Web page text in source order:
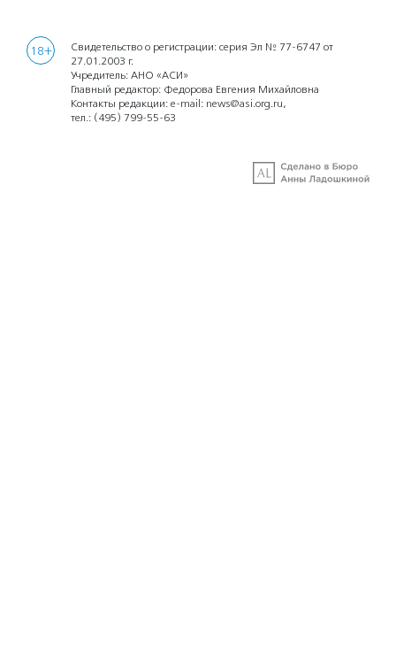
18+
Свидетельство о регистрации: серия Эл № 77-6747 от
27.01.2003 г.
Учредитель: АНО «АСИ»
Главный редактор: Федорова Евгения Михайловна
Контакты редакции: e-mail: news@asi.org.ru,
тел.: (495) 799-55-63